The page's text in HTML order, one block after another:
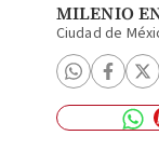
MILENIO
Ciudad de